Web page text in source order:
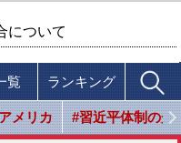
について
覧 ランキング
メリカ #習近平体制の光